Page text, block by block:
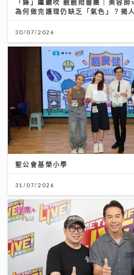
「鋒」繼續吹 靚靚陪審團 | 美容師
為何做完護理仍缺乏「氣色」？揭
30/07/2026
聖公會基榮小學
31/07/2026